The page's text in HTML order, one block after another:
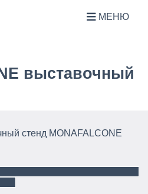
МЕНЮ
выставочный
стенд MONAFALCONE